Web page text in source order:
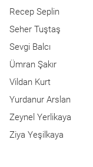
Recep Seplin
Seher Tuştaş
Sevgi Balcı
Ümran Şakır
Vildan Kurt
Yurdanur Arslan
Zeynel Yerlikaya
Ziya Yeşilkaya